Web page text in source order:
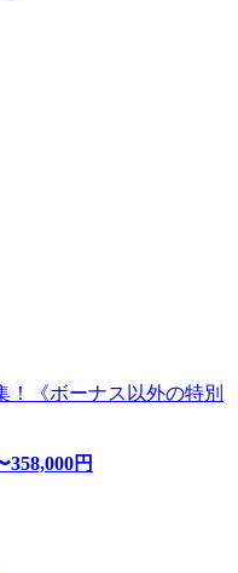
！《ボーナス以外の特別
358,000円